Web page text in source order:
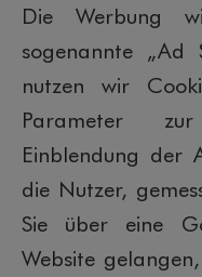
Die Werbung
sogenannte „Ad
nutzen wir
Parameter
Einblendung der
die Nutzer,
Sie über eine
Website